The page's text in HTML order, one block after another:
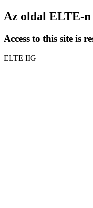
Az oldal ELTE-
Access to this site is
ELTE IIG